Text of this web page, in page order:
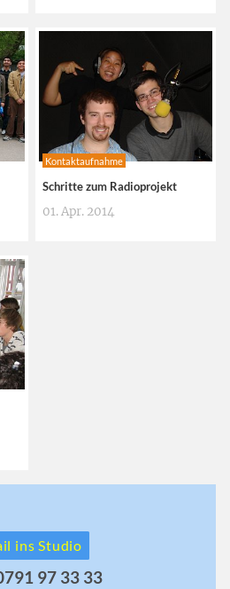
Kontaktaufnahme
Schritte zum Radioprojekt
01. Apr. 2014
ins Studio
97 33 33